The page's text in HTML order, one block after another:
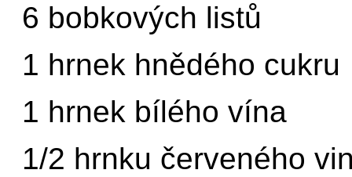
6 bobkových listů
1 hrnek hnědého cukru
1 hrnek bílého vína
1/2 hrnku červeného